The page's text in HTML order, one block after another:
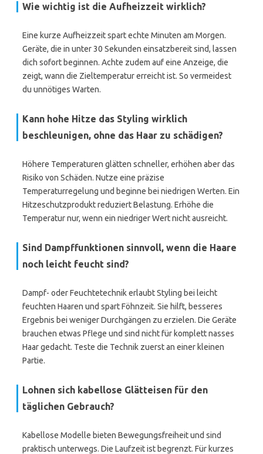
Wie wichtig ist die Aufheizzeit wirklich?
Eine kurze Aufheizzeit spart echte Minuten am Morgen.
Geräte, die in unter 30 Sekunden einsatzbereit sind, lassen
dich sofort beginnen. Achte zudem auf eine Anzeige, die
zeigt, wann die Zieltemperatur erreicht ist. So vermeidest
du unnötiges Warten.
Kann hohe Hitze das Styling wirklich
beschleunigen, ohne das Haar zu schädigen?
Höhere Temperaturen glätten schneller, erhöhen aber das
Risiko von Schäden. Nutze eine präzise
Temperaturregelung und beginne bei niedrigen Werten. Ein
Hitzeschutzprodukt reduziert Belastung. Erhöhe die
Temperatur nur, wenn ein niedriger Wert nicht ausreicht.
Sind Dampffunktionen sinnvoll, wenn die Haare
noch leicht feucht sind?
Dampf- oder Feuchtetechnik erlaubt Styling bei leicht
feuchten Haaren und spart Föhnzeit. Sie hilft, besseres
Ergebnis bei weniger Durchgängen zu erzielen. Die Geräte
brauchen etwas Pflege und sind nicht für komplett nasses
Haar gedacht. Teste die Technik zuerst an einer kleinen
Partie.
Lohnen sich kabellose Glätteisen für den
täglichen Gebrauch?
Kabellose Modelle bieten Bewegungsfreiheit und sind
praktisch unterwegs. Die Laufzeit ist begrenzt. Für kurzes